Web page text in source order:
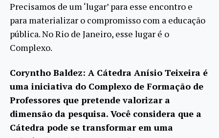
Precisamos de um ‘lugar’ para esse encontro e
para materializar o compromisso com a educação
pública. No Rio de Janeiro, esse lugar é o
Complexo.
Coryntho Baldez: A Cátedra Anísio Teixeira é
uma iniciativa do Complexo de Formação de
Professores que pretende valorizar a
dimensão da pesquisa. Você considera que a
Cátedra pode se transformar em uma